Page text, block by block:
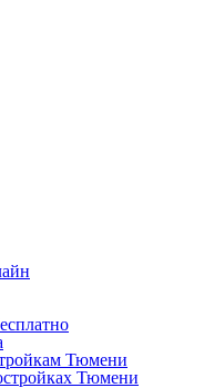
Тюмени
Тюмени